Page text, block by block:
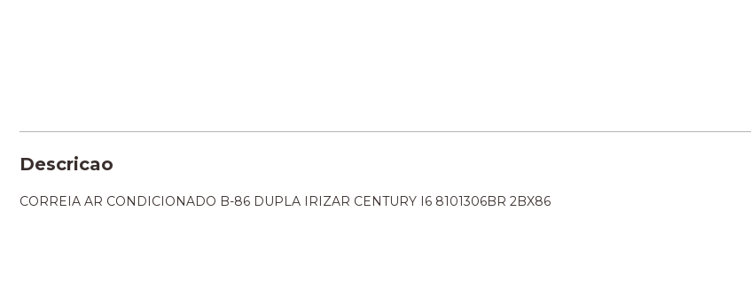
Descricao
CORREIA AR CONDICIONADO B-86 DUPLA IRIZAR CENTURY I6 8101306BR 2BX86